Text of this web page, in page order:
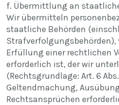
f. Übermittlung an
Wir übermitteln
staatliche Behörden
Strafverfolgungsbehörden),
Erfüllung einer rechtlichen
erforderlich ist, der wir
(Rechtsgrundlage: Art. 6 Abs.
Geltendmachung,
Rechtsansprüchen